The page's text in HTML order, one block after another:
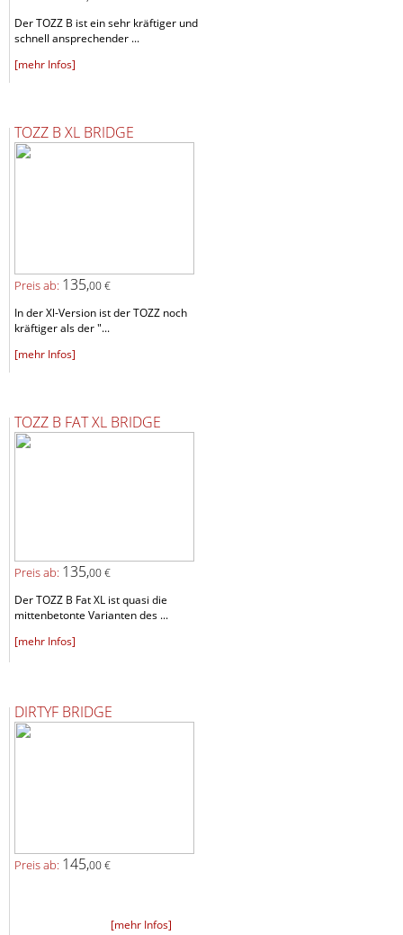
Der TOZZ B ist ein sehr kräftiger und
schnell ansprechender ...
[mehr Infos]
TOZZ B XL BRIDGE
Preis ab: 135,00 €
In der Xl-Version ist der TOZZ noch
kräftiger als der "...
[mehr Infos]
TOZZ B FAT XL BRIDGE
Preis ab: 135,00 €
Der TOZZ B Fat XL ist quasi die
mittenbetonte Varianten des ...
[mehr Infos]
DIRTYF BRIDGE
Preis ab: 145,00 €
[mehr Infos]